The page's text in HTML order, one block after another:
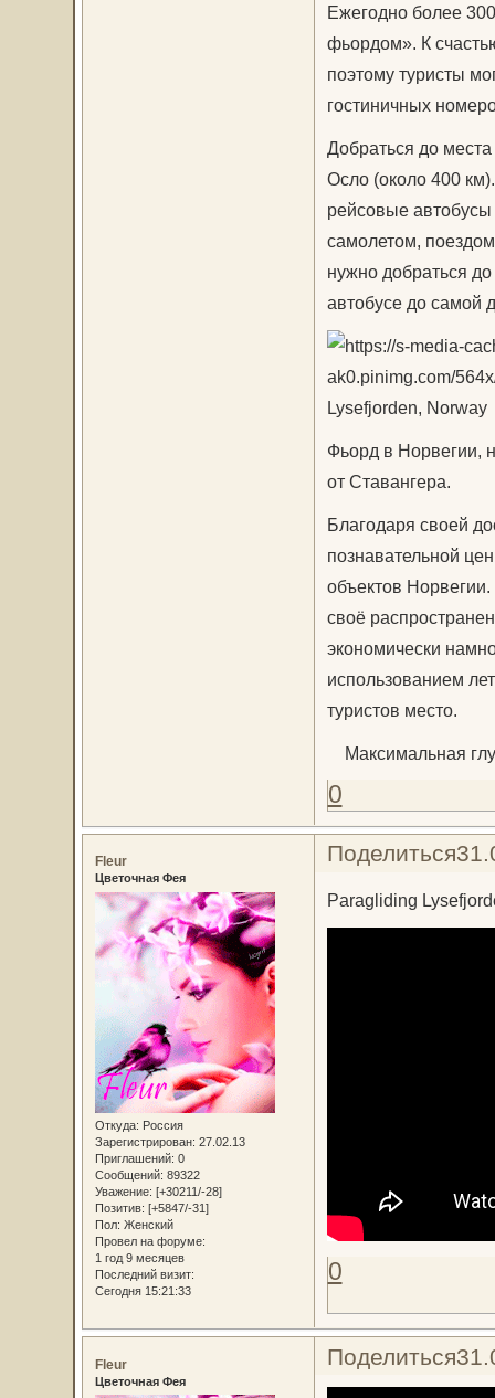
Ежегодно более
фьордом». К
поэтому туристы
гостиничных
Добраться до
Осло (около 400
рейсовые
самолетом,
нужно добраться
автобусе до самой
Lysefjorden, Norway
Фьорд в Норвегии,
от Ставангера.
Благодаря своей
познавательной
объектов
своё
экономически
использованием
туристов место.
Максимальная
0
Поделиться
Fleur
Цветочная Фея
Откуда: Россия
Зарегистрирован: 27.02.13
Приглашений: 0
Сообщений: 89322
Уважение: [+30211/-28]
Позитив: [+5847/-31]
Пол: Женский
Провел на форуме:
1 год 9 месяцев
Последний визит:
Сегодня 15:21:33
Paragliding
0
Поделиться
Fleur
Цветочная Фея